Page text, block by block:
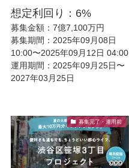
想定利回り：6%
募集金額：7億7,100万円
募集期間：2025年09月08日
10:00〜2025年09月12日 04:00
運用期間：2025年09月25日〜
2027年03月25日
募集完了・運用前